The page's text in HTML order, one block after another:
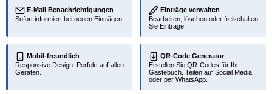
E-Mail Benachrichtigungen
Sofort informiert bei neuen Einträgen.
Einträge verwalten
Bearbeiten, löschen oder freischalten
Sie Einträge.
Mobil-freundlich
Responsive Design. Perfekt auf allen
Geräten.
QR-Code Generator
Erstellen Sie QR-Codes für Ihr
Gästebuch. Teilen auf Social Media
oder per WhatsApp.